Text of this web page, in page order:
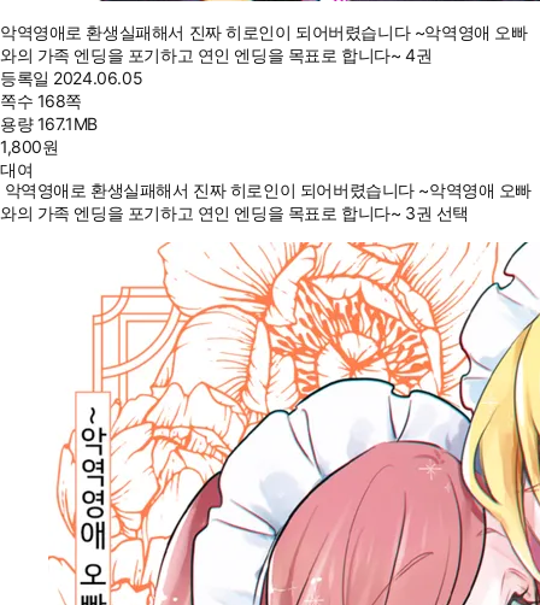
악역영애로 환생실패해서 진짜 히로인이 되어버렸습니다 ~악역영애 오빠
와의 가족 엔딩을 포기하고 연인 엔딩을 목표로 합니다~ 4권
등록일 2024.06.05
쪽수 168쪽
용량167.1MB
1,800원
대여
악역영애로 환생실패해서 진짜 히로인이 되어버렸습니다 ~악역영애 오빠
와의 가족 엔딩을 포기하고 연인 엔딩을 목표로 합니다~ 3권 선택